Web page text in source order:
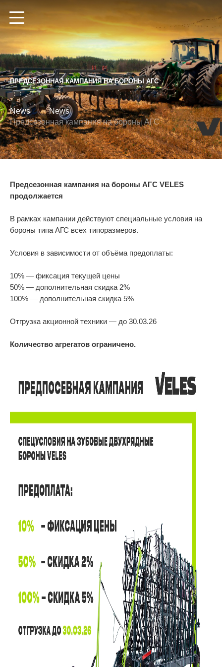
Altai Region De
HOME
CATALOGUE
Spring harrows
Spike harrows
Rollers
Cultivators
Multipurpose units
Ploughs
Unit carriers
NEWS
ABOUT US
ПРЕДСЕЗОННАЯ КАМПАНИЯ НА БОРОНЫ АГС
News
News
Предсезонная кампания на бороны АГС
Предсезонная кампания на бороны АГС VELES
продолжается
В рамках кампании действуют специальные условия на
бороны типа АГС всех типоразмеров.
Условия в зависимости от объёма предоплаты:
10% — фиксация текущей цены
50% — дополнительная скидка 2%
100% — дополнительная скидка 5%
Отгрузка акционной техники — до 30.03.26
Количество агрегатов ограничено.